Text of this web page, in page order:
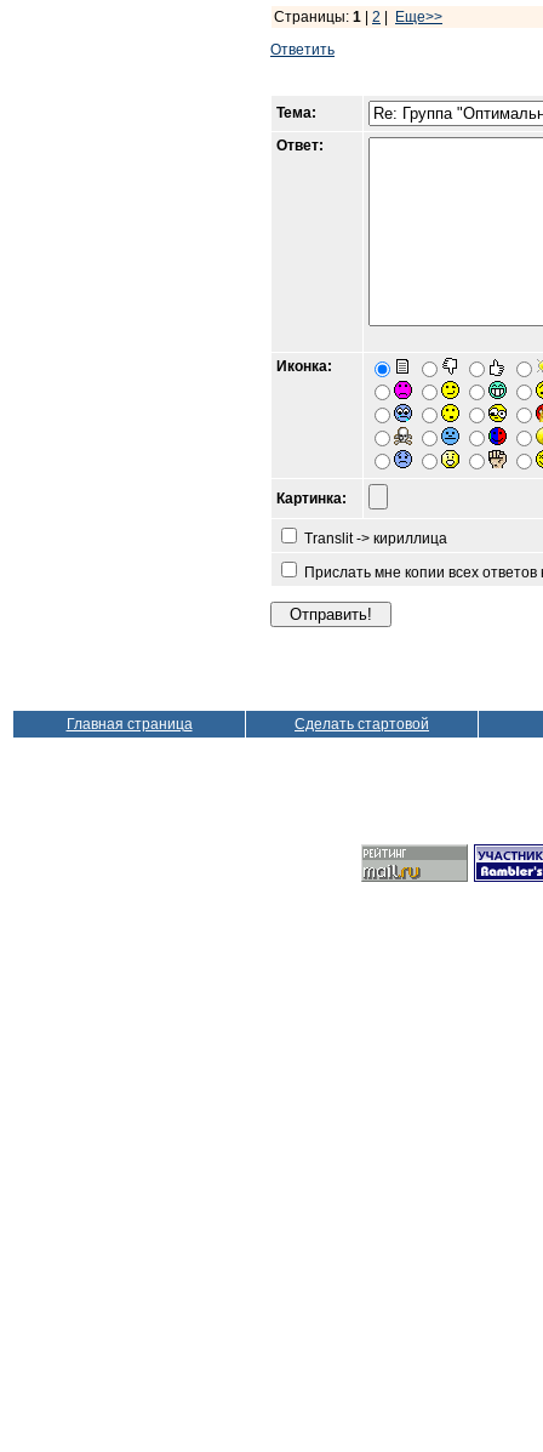
Страницы: 1 2
Еще>>
Ответить
Тема:
Ответ:
Иконка:
Картинка:
Translit -> кириллица
Прислать мне копии всех
Главная страница Сделать стартовой